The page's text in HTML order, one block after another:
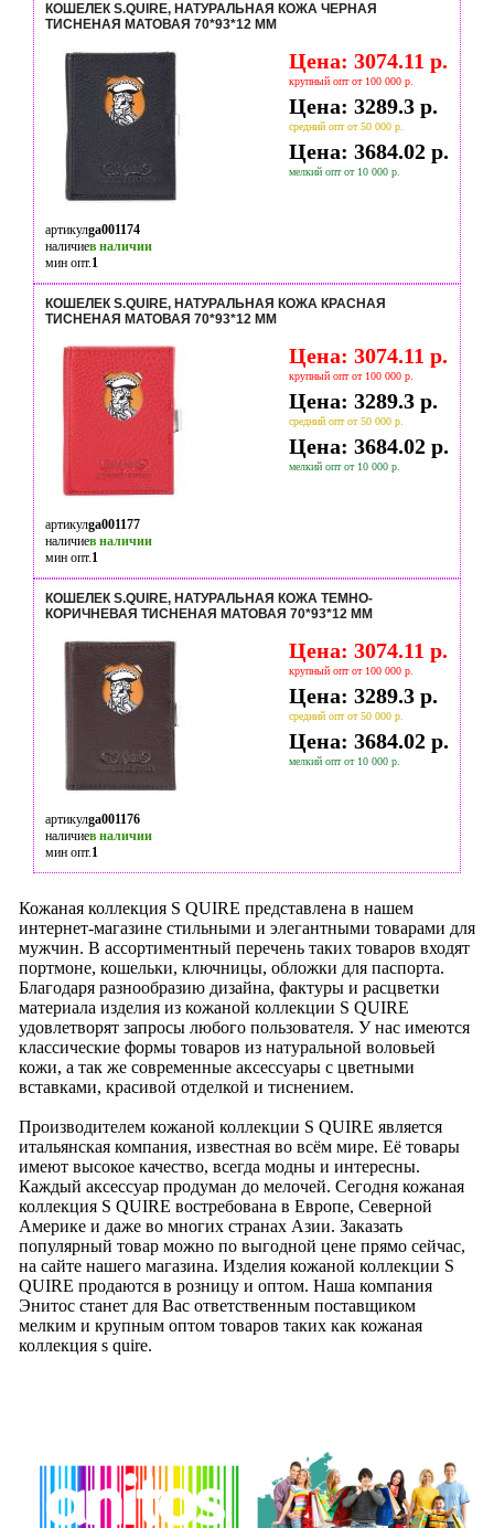
КОШЕЛЕК S.QUIRE, НАТУРАЛЬНАЯ КОЖА ЧЕРНАЯ
ТИСНЕНАЯ МАТОВАЯ 70*93*12 ММ
Цена: 3074.11 р.
крупный опт от 100 000 р.
Цена: 3289.3 р.
средний опт от 50 000 р.
Цена: 3684.02 р.
мелкий опт от 10 000 р.
артикулga001174
наличиев наличии
мин опт.1
КОШЕЛЕК S.QUIRE, НАТУРАЛЬНАЯ КОЖА КРАСНАЯ
ТИСНЕНАЯ МАТОВАЯ 70*93*12 ММ
Цена: 3074.11 р.
крупный опт от 100 000 р.
Цена: 3289.3 р.
средний опт от 50 000 р.
Цена: 3684.02 р.
мелкий опт от 10 000 р.
артикулga001177
наличиев наличии
мин опт.1
КОШЕЛЕК S.QUIRE, НАТУРАЛЬНАЯ КОЖА ТЕМНО-
КОРИЧНЕВАЯ ТИСНЕНАЯ МАТОВАЯ 70*93*12 ММ
Цена: 3074.11 р.
крупный опт от 100 000 р.
Цена: 3289.3 р.
средний опт от 50 000 р.
Цена: 3684.02 р.
мелкий опт от 10 000 р.
артикулga001176
наличиев наличии
мин опт.1
Кожаная коллекция S QUIRE представлена в нашем
интернет-магазине стильными и элегантными товарами для
мужчин. В ассортиментный перечень таких товаров входят
портмоне, кошельки, ключницы, обложки для паспорта.
Благодаря разнообразию дизайна, фактуры и расцветки
материала изделия из кожаной коллекции S QUIRE
удовлетворят запросы любого пользователя. У нас имеются
классические формы товаров из натуральной воловьей
кожи, а так же современные аксессуары с цветными
вставками, красивой отделкой и тиснением.
Производителем кожаной коллекции S QUIRE является
итальянская компания, известная во всём мире. Её товары
имеют высокое качество, всегда модны и интересны.
Каждый аксессуар продуман до мелочей. Сегодня кожаная
коллекция S QUIRE востребована в Европе, Северной
Америке и даже во многих странах Азии. Заказать
популярный товар можно по выгодной цене прямо сейчас,
на сайте нашего магазина. Изделия кожаной коллекции S
QUIRE продаются в розницу и оптом. Наша компания
Энитос станет для Вас ответственным поставщиком
мелким и крупным оптом товаров таких как кожаная
коллекция s quire.